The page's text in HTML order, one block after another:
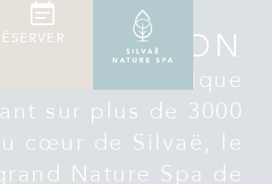
IMMERSION
bien-être unique
sur plus de 3000
cœur de Silvaë, le
Nature Spa de